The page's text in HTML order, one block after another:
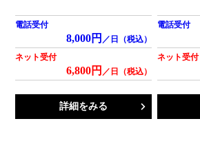
電話受付
8,000円 ／日（税込）
ネット受付
6,800円 ／日（税込）
詳細をみる
電話受付
ネット受付